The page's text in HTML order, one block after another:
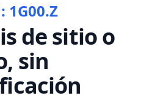
1G00.Z
de sitio o
sin